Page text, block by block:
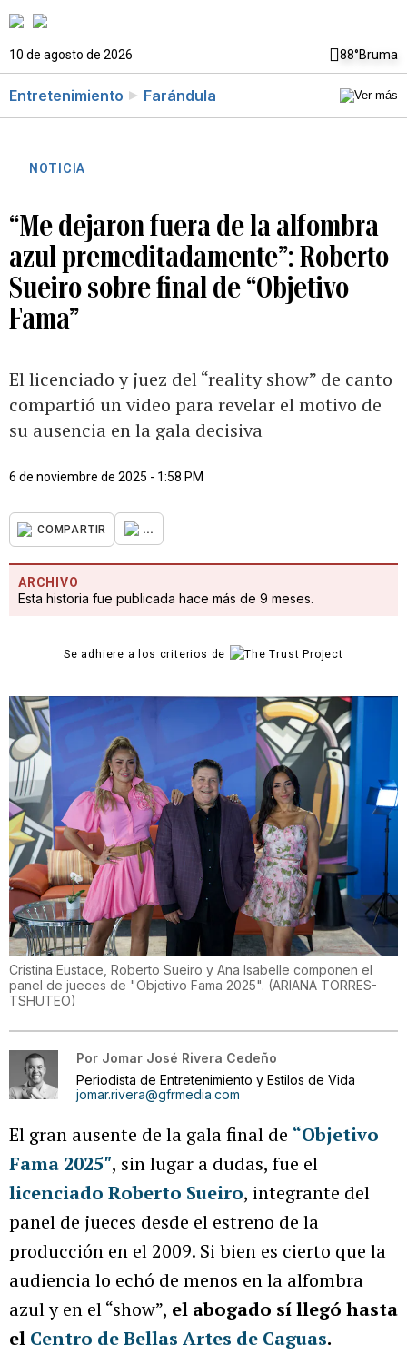
10 de agosto de 2026 88°Bruma
Entretenimiento Farándula
NOTICIA
“Me dejaron fuera de la alfombra
azul premeditadamente”: Roberto
Sueiro sobre final de “Objetivo
Fama”
El licenciado y juez del “reality show” de canto
compartió un video para revelar el motivo de
su ausencia en la gala decisiva
6 de noviembre de 2025 - 1:58 PM
COMPARTIR ...
ARCHIVO
Esta historia fue publicada hace más de 9 meses.
Se adhiere a los criterios de
Cristina Eustace, Roberto Sueiro y Ana Isabelle componen el
panel de jueces de "Objetivo Fama 2025". (ARIANA TORRES-
TSHUTEO)
Por Jomar José Rivera Cedeño
Periodista de Entretenimiento y Estilos de Vida
jomar.rivera@gfrmedia.com
El gran ausente de la gala final de “Objetivo
Fama 2025″, sin lugar a dudas, fue el
licenciado Roberto Sueiro, integrante del
panel de jueces desde el estreno de la
producción en el 2009. Si bien es cierto que la
audiencia lo echó de menos en la alfombra
azul y en el “show”, el abogado sí llegó hasta
el Centro de Bellas Artes de Caguas.